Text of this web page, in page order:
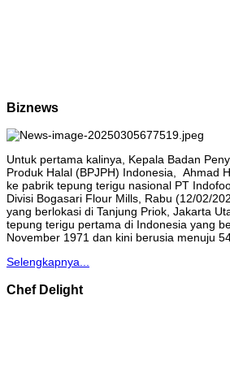
Biznews
Untuk pertama kalinya, Kepala Badan
Produk Halal (BPJPH) Indonesia, Ahmad
ke pabrik tepung terigu nasional PT
Divisi Bogasari Flour Mills, Rabu (12/02/
yang berlokasi di Tanjung Priok, Jakarta
tepung terigu pertama di Indonesia yang
November 1971 dan kini berusia menuju
Selengkapnya...
Chef Delight